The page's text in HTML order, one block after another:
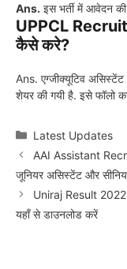
Ans. इस भर्ती में आवेदन
UPPCL
कैसे करे?
Ans. एग्जीक्यूटिव
शेयर की गयी है. इसे फॉलो
Categories
Latest Updates
AAI Assistant
जूनियर असिस्टेंट और
Uniraj Result 2022:
यहाँ से डाउनलोड करें